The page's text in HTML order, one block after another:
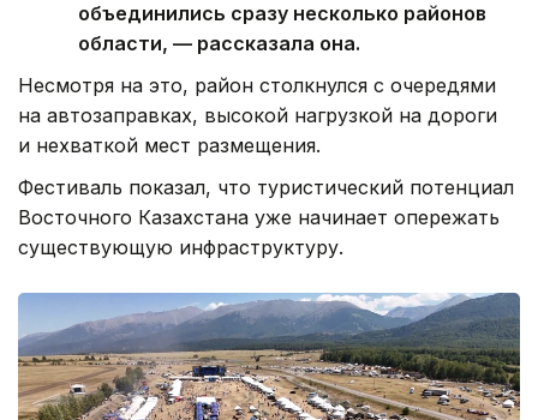
объединились сразу несколько районов
области, — рассказала она.
Несмотря на это, район столкнулся с очередями
на автозаправках, высокой нагрузкой на дороги
и нехваткой мест размещения.
Фестиваль показал, что туристический потенциал
Восточного Казахстана уже начинает опережать
существующую инфраструктуру.